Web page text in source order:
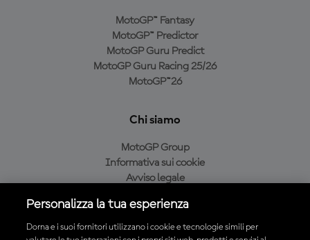
MotoGP™ Fantasy
MotoGP™ Predictor
MotoGP Guru Predict
MotoGP Guru Racing 25/26
MotoGP™26
Chi siamo
MotoGP Group
Informativa sui cookie
Avviso legale
Condizioni di acquisto
Personalizza la tua esperienza
Dorna e i suoi fornitori utilizzano i cookie e tecnologie simili per